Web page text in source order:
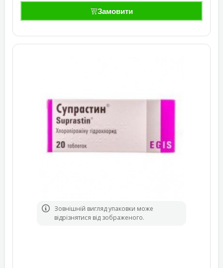
Замовити
Зовнішній вигляд упаковки може
відрізнятися від зображеного.